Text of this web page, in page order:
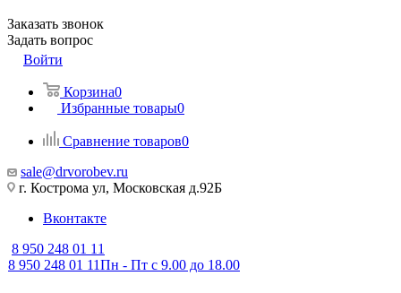
Заказать звонок
Задать вопрос
Войти
Корзина0
Избранные товары0
Сравнение товаров0
sale@drvorobev.ru
г. Кострома ул, Московская д.92Б
Вконтакте
8 950 248 01 11
8 950 248 01 11Пн - Пт с 9.00 до 18.00